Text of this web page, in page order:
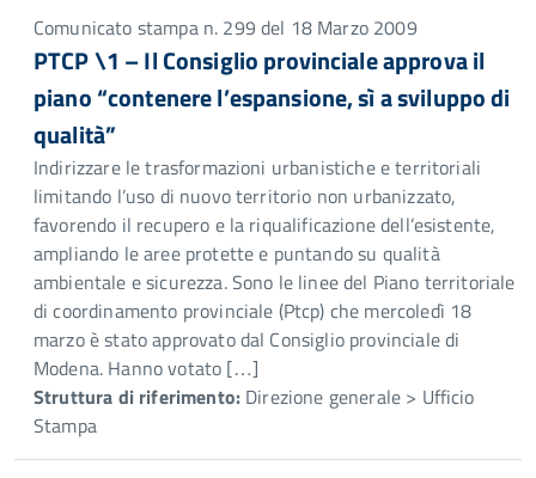
Comunicato stampa n. 299 del 18 Marzo 2009
PTCP \1 – Il Consiglio provinciale approva il
piano “contenere l’espansione, sì a sviluppo di
qualità”
Indirizzare le trasformazioni urbanistiche e territoriali
limitando l’uso di nuovo territorio non urbanizzato,
favorendo il recupero e la riqualificazione dell’esistente,
ampliando le aree protette e puntando su qualità
ambientale e sicurezza. Sono le linee del Piano territoriale
di coordinamento provinciale (Ptcp) che mercoledì 18
marzo è stato approvato dal Consiglio provinciale di
Modena. Hanno votato […]
Struttura di riferimento: Direzione generale > Ufficio
Stampa